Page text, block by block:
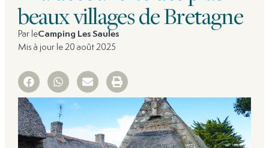
beaux villages de Bretagne
Par leCamping Les Saules
Mis à jour le 20 août 2025